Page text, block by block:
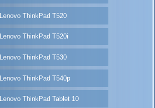
Lenovo ThinkPad T520
Lenovo ThinkPad T520i
Lenovo ThinkPad T530
Lenovo ThinkPad T540p
Lenovo ThinkPad Tablet 10